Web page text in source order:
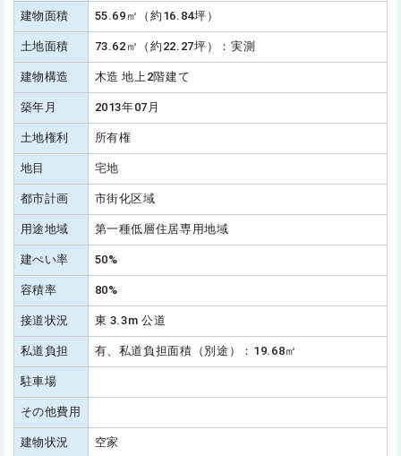
建物面積 55.69㎡（約16.84坪）
土地面積 73.62㎡（約22.27坪）：実測
建物構造 木造 地上2階建て
築年月 2013年07月
土地権利 所有権
地目 宅地
都市計画 市街化区域
用途地域 第一種低層住居専用地域
建ぺい率 50%
容積率 80%
接道状況 東 3.3m 公道
私道負担 有、私道負担面積（別途）：19.68㎡
駐車場
その他費用
建物状況 空家